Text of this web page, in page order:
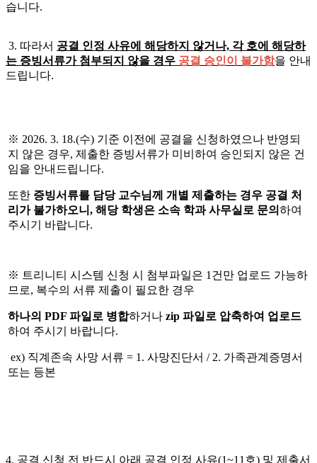
습니다.
3. 따라서 공결 인정 사유에 해당하지 않거나, 각 호에 해당하
는 증빙서류가 첨부되지 않을 경우 공결 승인이 불가함을 안내
드립니다.
※ 2026. 3. 18.(수) 기준 이전에 공결을 신청하였으나 반영되
지 않은 경우, 제출한 증빙서류가 미비하여 승인되지 않은 건
임을 안내드립니다.
또한 증빙서류를 담당 교수님께 개별 제출하는 경우 공결 처
리가 불가하오니, 해당 학생은 소속 학과 사무실로 문의 하여
주시기 바랍니다.
※ 트리니티 시스템 신청 시 첨부파일은 1건만 업로드 가능하
므로, 복수의 서류 제출이 필요한 경우
하나의 PDF 파일로 병합하거나 zip 파일로 압축하여 업로드
하여 주시기 바랍니다.
ex) 직계존속 사망 서류 = 1. 사망진단서 / 2. 가족관계증명서
또는 등본
4. 공결 신청 전 반드시 아래 공결 인정 사유(1~11호) 및 제출서